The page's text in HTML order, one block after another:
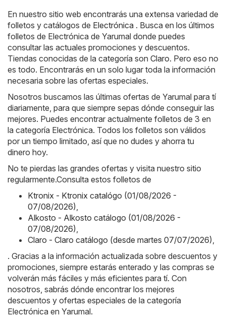
En nuestro sitio web encontrarás una extensa variedad de
folletos y catálogos de Electrónica . Busca en los últimos
folletos de Electrónica de Yarumal donde puedes
consultar las actuales promociones y descuentos.
Tiendas conocidas de la categoría son Claro. Pero eso no
es todo. Encontrarás en un solo lugar toda la información
necesaria sobre las ofertas especiales.
Nosotros buscamos las últimas ofertas de Yarumal para tí
diariamente, para que siempre sepas dónde conseguir las
mejores. Puedes encontrar actualmente folletos de 3 en
la categoría Electrónica. Todos los folletos son válidos
por un tiempo limitado, así que no dudes y ahorra tu
dinero hoy.
No te pierdas las grandes ofertas y visita nuestro sitio
regularmente.Consulta estos folletos de
Ktronix - Ktronix catalógo (01/08/2026 -
07/08/2026),
Alkosto - Alkosto catálogo (01/08/2026 -
07/08/2026),
Claro - Claro catálogo (desde martes 07/07/2026),
. Gracias a la información actualizada sobre descuentos y
promociones, siempre estarás enterado y las compras se
volverán más fáciles y más eficientes para tí. Con
nosotros, sabrás dónde encontrar los mejores
descuentos y ofertas especiales de la categoría
Electrónica en Yarumal.